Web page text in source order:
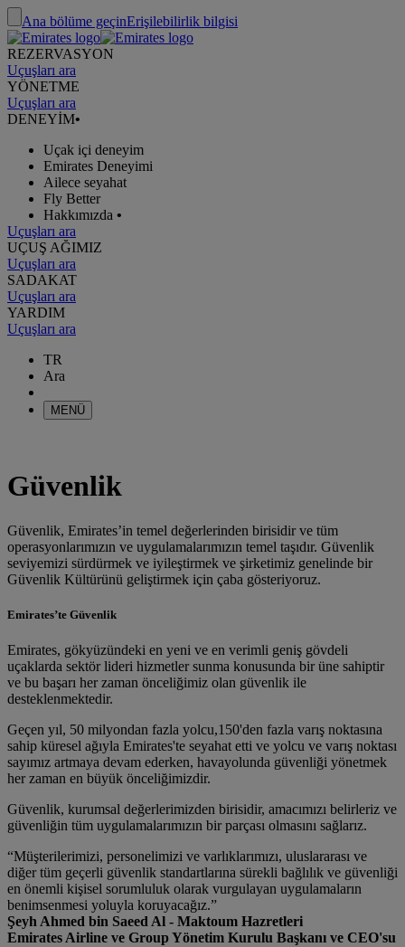
Ana bölüme geçinErişilebilirlik bilgisi
REZERVASYON
Uçuşları ara
YÖNETME
Uçuşları ara
DENEYİM•
Uçak içi deneyim
Emirates Deneyimi
Ailece seyahat
Fly Better
Hakkımızda •
Uçuşları ara
UÇUŞ AĞIMIZ
Uçuşları ara
SADAKAT
Uçuşları ara
YARDIM
Uçuşları ara
TR
Ara
MENÜ
Güvenlik
Güvenlik, Emirates’in temel değerlerinden birisidir ve tüm
operasyonlarımızın ve uygulamalarımızın temel taşıdır. Güvenlik
seviyemizi sürdürmek ve iyileştirmek ve şirketimiz genelinde bir
Güvenlik Kültürünü geliştirmek için çaba gösteriyoruz.
Emirates’te Güvenlik
Emirates, gökyüzündeki en yeni ve en verimli geniş gövdeli
uçaklarda sektör lideri hizmetler sunma konusunda bir üne sahiptir
ve bu başarı her zaman önceliğimiz olan güvenlik ile
desteklenmektedir.
Geçen yıl, 50 milyondan fazla yolcu,150'den fazla varış noktasına
sahip küresel ağıyla Emirates'te seyahat etti ve yolcu ve varış noktası
sayımız artmaya devam ederken, havayolunda güvenliği yönetmek
her zaman en büyük önceliğimizdir.
Güvenlik, kurumsal değerlerimizden birisidir, amacımızı belirleriz ve
güvenliğin tüm uygulamalarımızın bir parçası olmasını sağlarız.
“Müşterilerimizi, personelimizi ve varlıklarımızı, uluslararası ve
diğer tüm geçerli güvenlik standartlarına sürekli bağlılık ve güvenliği
en önemli kişisel sorumluluk olarak vurgulayan uygulamaların
benimsenmesi yoluyla koruyacağız.”
Şeyh Ahmed bin Saeed Al - Maktoum Hazretleri
Emirates Airline ve Group Yönetim Kurulu Başkanı ve CEO'su